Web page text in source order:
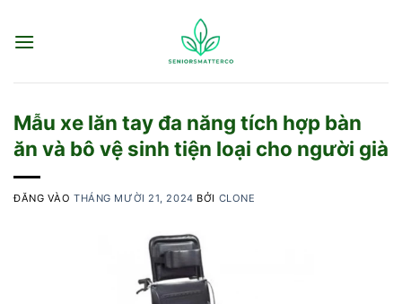
qua
Mẫu xe lăn tay đa năng tích hợp bàn
ăn và bô vệ sinh tiện loại cho người già
ĐĂNG VÀOTHÁNG MƯỜI 21, 2024 BỞI CLONE